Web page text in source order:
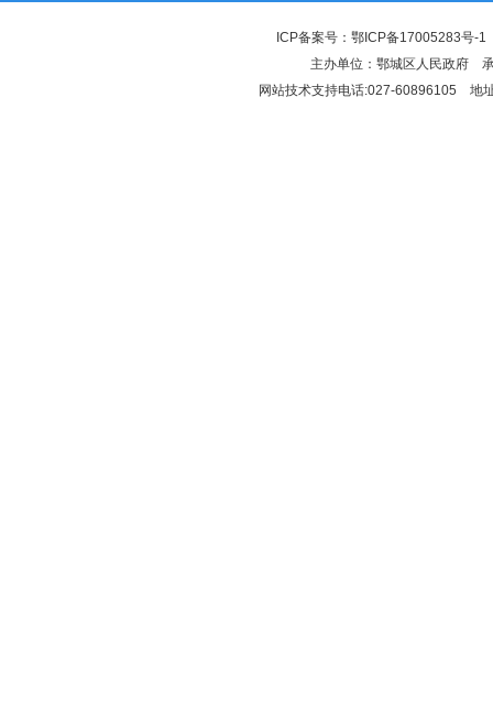
ICP备案号： 鄂ICP备17005283号-1
主办单位：鄂城区人民政府
网站技术支持电话:027-60896105 地